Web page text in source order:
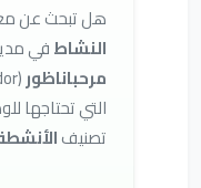
هل تبحث عن
النشاطفي
مرحباناظور
التي تحتاجها
تصنيف